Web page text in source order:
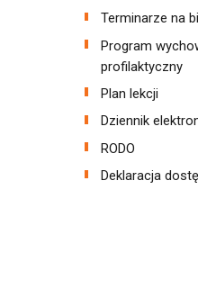
Terminarze na
Program
profilaktyczny
Plan lekcji
Dziennik
RODO
Deklaracja